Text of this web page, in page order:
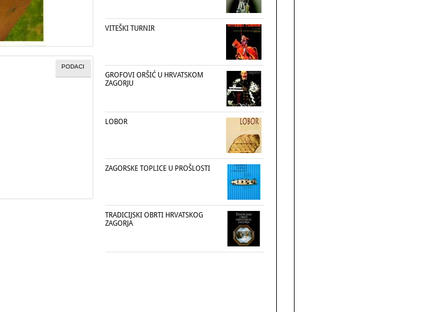
PODACI
VITEŠKI TURNIR
GROFOVI ORŠIĆ U HRVATSKOM
ZAGORJU
LOBOR
ZAGORSKE TOPLICE U PROŠLOSTI
TRADICIJSKI OBRTI HRVATSKOG
ZAGORJA